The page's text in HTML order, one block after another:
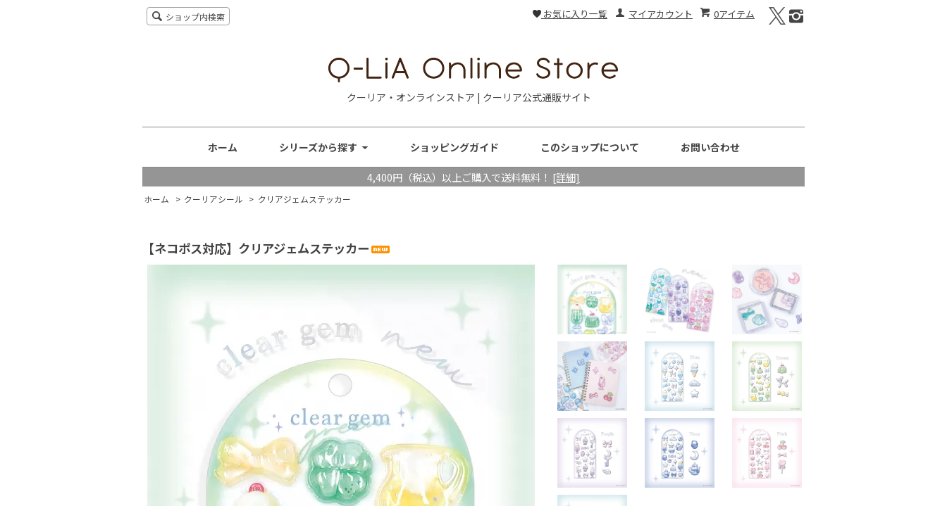
0アイテム
マイアカウント
お気に入り一覧
ショップ内検索
クーリア・オンラインストア | クーリア公式通販サイト
ホーム シリーズから探す ショッピングガイド このショップについて お問い合わせ
4,400円（税込）以上ご購入で送料無料！ [詳細]
ホーム > クーリアシール > クリアジェムステッカー
【ネコポス対応】クリアジェムステッカー